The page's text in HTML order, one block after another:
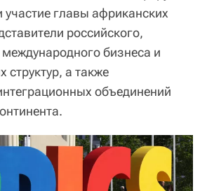
главы африканских
российского,
бизнеса и
структур, а также
объединений